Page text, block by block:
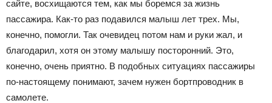
сайте, восхищаются тем, как мы боремся за жизнь
пассажира. Как-то раз подавился малыш лет трех. Мы,
конечно, помогли. Так очевидец потом нам и руки жал, и
благодарил, хотя он этому малышу посторонний. Это,
конечно, очень приятно. В подобных ситуациях пассажиры
по-настоящему понимают, зачем нужен бортпроводник в
самолете.